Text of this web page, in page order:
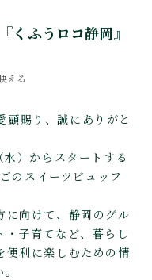
くふうロコ静岡』
える
賜り、誠にありがと
）からスタートする
のスイーツビュッフ
に向けて、静岡のグル
子育てなど、暮らし
便利に楽しむための情